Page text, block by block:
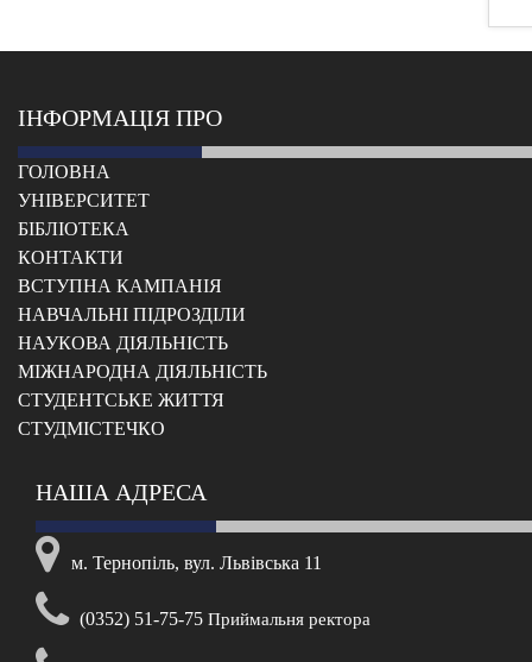
ІНФОРМАЦІЯ ПРО
ГОЛОВНА
УНІВЕРСИТЕТ
БІБЛІОТЕКА
КОНТАКТИ
ВСТУПНА КАМПАНІЯ
НАВЧАЛЬНІ ПІДРОЗДІЛИ
НАУКОВА ДІЯЛЬНІСТЬ
МІЖНАРОДНА ДІЯЛЬНІСТЬ
CТУДЕНТСЬКЕ ЖИТТЯ
CТУДМІСТЕЧКО
НАША АДРЕСА
м. Тернопіль, вул. Львівська 11
(0352) 51-75-75 Приймальня ректора